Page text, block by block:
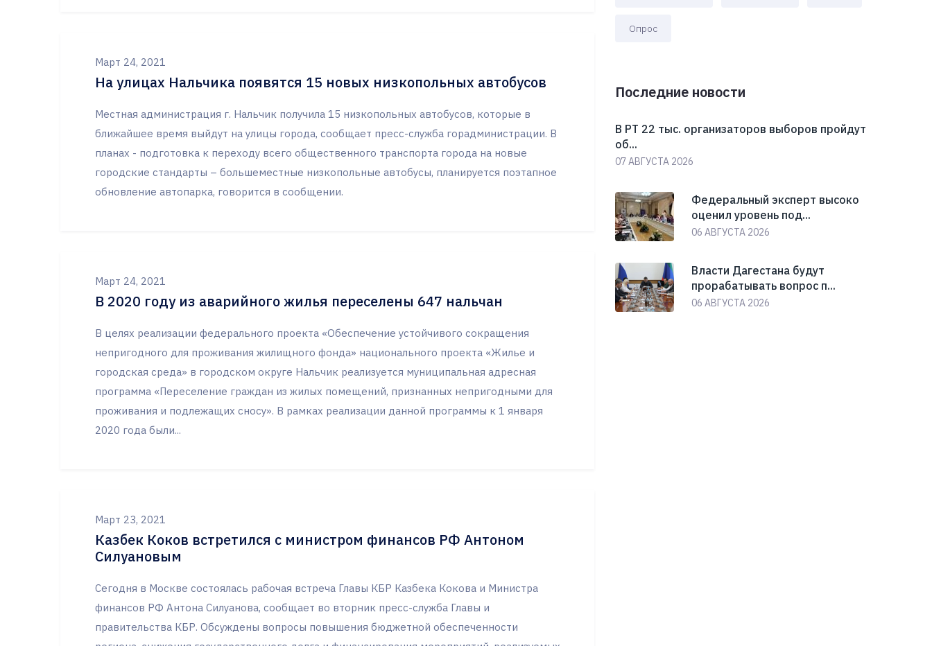
Март 24, 2021
На улицах Нальчика появятся 15 новых низкопольных автобусов
Местная администрация г. Нальчик получила 15 низкопольных автобусов, которые в
ближайшее время выйдут на улицы города, сообщает пресс-служба горадминистрации. В
планах - подготовка к переходу всего общественного транспорта города на новые
городские стандарты – большеместные низкопольные автобусы, планируется поэтапное
обновление автопарка, говорится в сообщении.
Март 24, 2021
В 2020 году из аварийного жилья переселены 647 нальчан
В целях реализации федерального проекта «Обеспечение устойчивого сокращения
непригодного для проживания жилищного фонда» национального проекта «Жилье и
городская среда» в городском округе Нальчик реализуется муниципальная адресная
программа «Переселение граждан из жилых помещений, признанных непригодными для
проживания и подлежащих сносу». В рамках реализации данной программы к 1 января
2020 года были...
Март 23, 2021
Казбек Коков встретился с министром финансов РФ Антоном
Силуановым
Сегодня в Москве состоялась рабочая встреча Главы КБР Казбека Кокова и Министра
финансов РФ Антона Силуанова, сообщает во вторник пресс-служба Главы и
правительства КБР. Обсуждены вопросы повышения бюджетной обеспеченности
Опрос
Последние новости
В РТ 22 тыс. организаторов выборов пройдут
об...
07 АВГУСТА 2026
Федеральный эксперт высоко
оценил уровень под...
06 АВГУСТА 2026
Власти Дагестана будут
прорабатывать вопрос п...
06 АВГУСТА 2026